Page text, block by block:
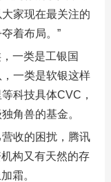
家现在最关注的
着布局。”
一类是工银国
一类是软银这样
科技具体CVC，
角兽的基金。
收的困扰，腾讯
构又有天然的存
霜。